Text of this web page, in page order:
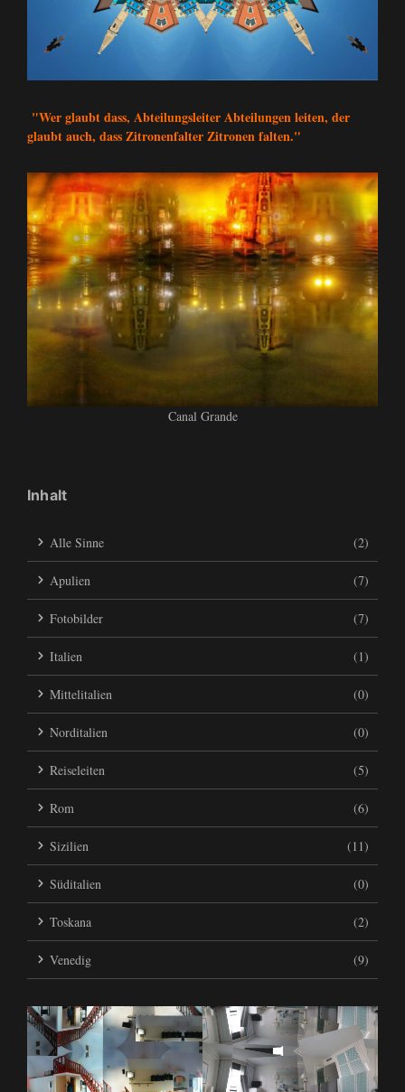
"Wer glaubt dass, Abteilungsleiter Abteilungen leiten, der
glaubt auch, dass Zitronenfalter Zitronen falten."
Canal Grande
Inhalt
Alle Sinne (2)
Apulien (7)
Fotobilder (7)
Italien (1)
Mittelitalien (0)
Norditalien (0)
Reiseleiten (5)
Rom (6)
Sizilien (11)
Süditalien (0)
Toskana (2)
Venedig (9)